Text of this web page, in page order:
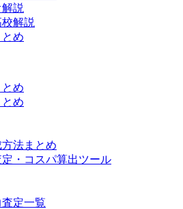
説
解説
め
め
め
法まとめ
・コスパ算出ツール
定一覧